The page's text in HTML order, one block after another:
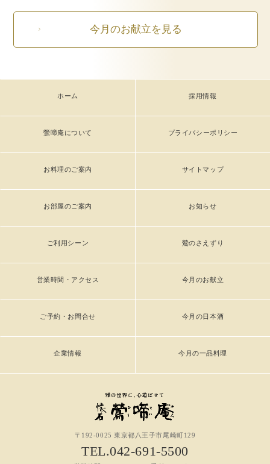
今月のお献立を見る
ホーム 採用情報
鶯啼庵について プライバシーポリシー
お料理のご案内 サイトマップ
お部屋のご案内 お知らせ
ご利用シーン 鶯のさえずり
営業時間・アクセス 今月のお献立
ご予約・お問合せ 今月の日本酒
企業情報 今月の一品料理
〒192-0025 東京都八王子市尾崎町129
TEL.042-691-5500